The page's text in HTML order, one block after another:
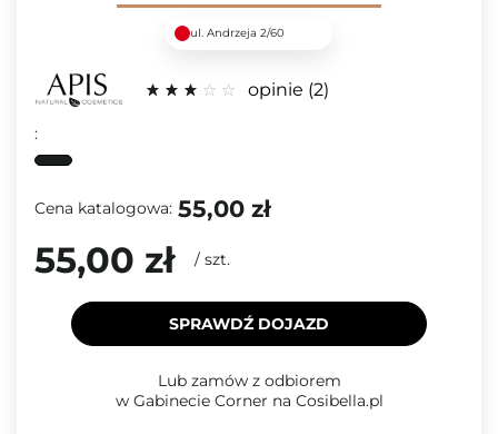
ul. Andrzeja 2/60
opinie 2
:
Cena katalogowa: 55,00 zł
55,00 zł / szt.
SPRAWDŹ DOJAZD
Lub zamów z odbiorem
w Gabinecie Corner na Cosibella.pl